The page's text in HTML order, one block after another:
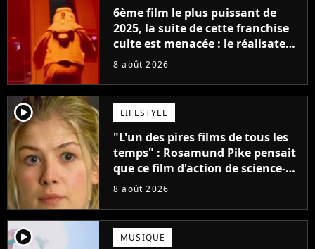
6ème film le plus puissant de
2025, la suite de cette franchise
culte est menacée : le réalisateur
claque la porte pour "différends
8 août 2026
player2 LIFESTYLE
"L'un des pires films de tous les
temps" : Rosamund Pike pensait
que ce film d'action de science-
fiction avec Dwayne Johnson
8 août 2026
player2 MUSIQUE